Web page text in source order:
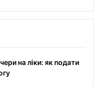
на ліки: як подати